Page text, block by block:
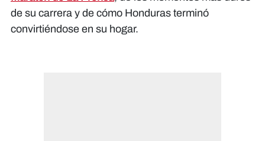
de su carrera y de cómo Honduras terminó
convirtiéndose en su hogar.